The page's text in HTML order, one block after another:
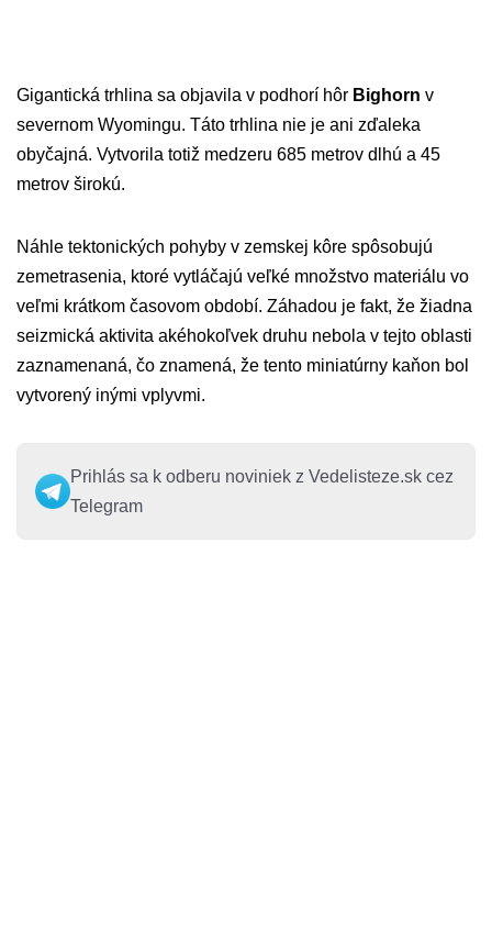
Gigantická trhlina sa objavila v podhorí hôr Bighorn v
severnom Wyomingu. Táto trhlina nie je ani zďaleka
obyčajná. Vytvorila totiž medzeru 685 metrov dlhú a 45
metrov širokú.
Náhle tektonických pohyby v zemskej kôre spôsobujú
zemetrasenia, ktoré vytláčajú veľké množstvo materiálu vo
veľmi krátkom časovom období. Záhadou je fakt, že žiadna
seizmická aktivita akéhokoľvek druhu nebola v tejto oblasti
zaznamenaná, čo znamená, že tento miniatúrny kaňon bol
vytvorený inými vplyvmi.
Prihlás sa k odberu noviniek z Vedelisteze.sk cez
Telegram